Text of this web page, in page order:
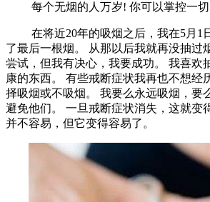
每个无烟的人万岁! 你可以掌控一
在将近20年的吸烟之后，我在5月1
了最后一根烟。
从那以后我就再没抽过
尝试，但我有决心，我要成功。 我喜欢
康的东西。 有些戒断症状我再也不想经
择吸烟或不吸烟。 我要么永远吸烟，要
避免他们。 一旦戒断症状消失，这就变
并不容易，但它变得容易了。